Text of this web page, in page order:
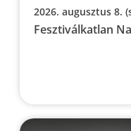
2026. augusztus 8.
Fesztiválkatlan